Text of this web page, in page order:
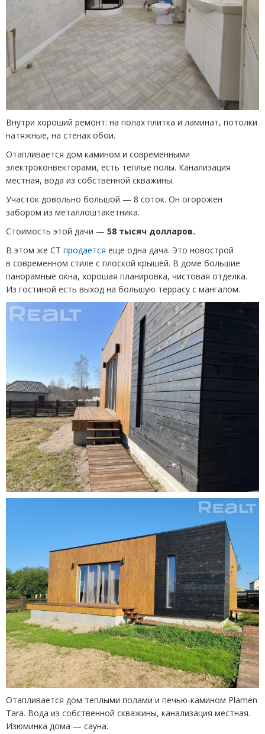
Внутри хороший ремонт: на полах плитка и ламинат, потолки
натяжные, на стенах обои.
Отапливается дом камином и современными
электроконвекторами, есть теплые полы. Канализация
местная, вода из собственной скважины.
Участок довольно большой — 8 соток. Он огорожен
забором из металлоштакетника.
Стоимость этой дачи — 58 тысяч долларов.
В этом же СТ продается еще одна дача. Это новострой
в современном стиле с плоской крышей. В доме большие
панорамные окна, хорошая планировка, чистовая отделка.
Из гостиной есть выход на большую террасу с мангалом.
Отапливается дом теплыми полами и печью-камином Plamen
Tara. Вода из собственной скважины, канализация местная.
Изюминка дома — сауна.